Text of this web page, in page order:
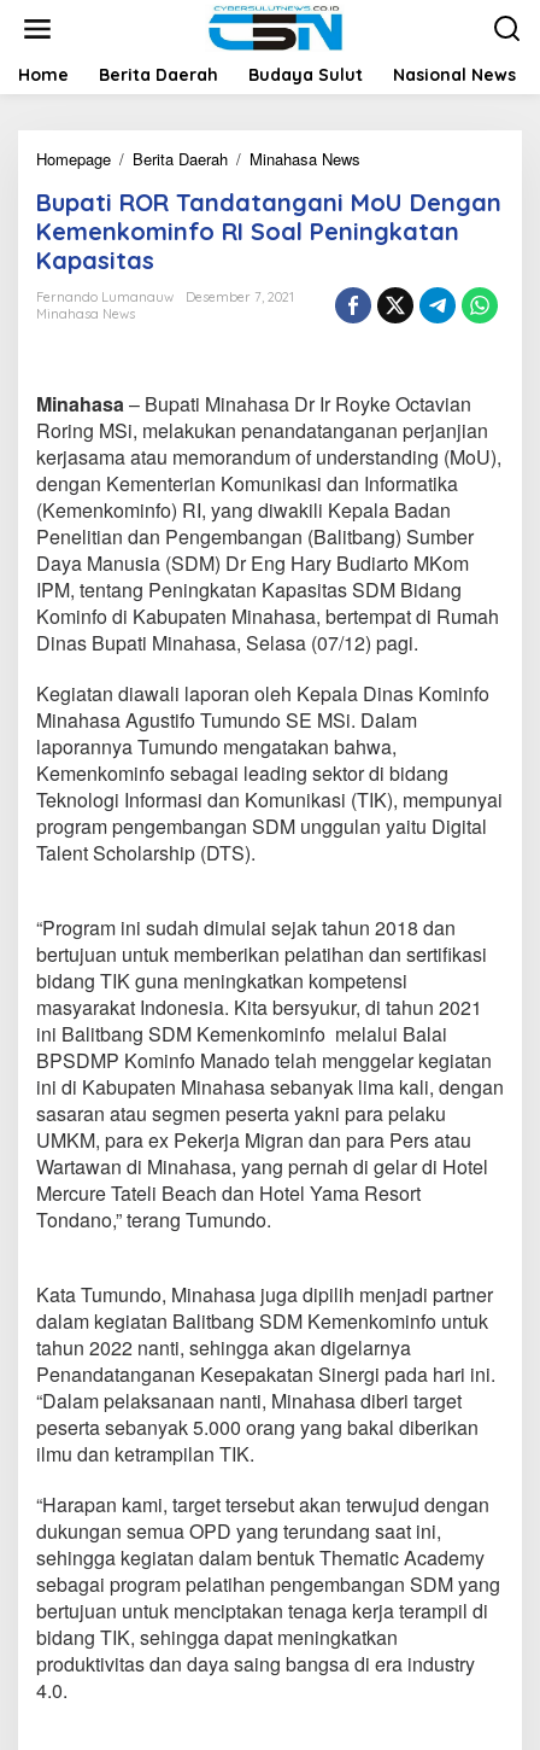
t
Home Berita Daerah Budaya Sulut Nasional News
Homepage / Berita Daerah / Minahasa News
p
a
t
R
O
n
d
a
t
a
n
g
a
n
i
M
o
U
e
n
g
a
n
K
e
k
o
m
i
n
f
o
R
I
S
o
a
l
P
n
g
k
a
t
a
n
K
a
s
i
t
a
s
Bupati ROR Tandatangani MoU Dengan
Kemenkominfo RI Soal Peningkatan
Kapasitas
Fernando Lumanauw
Desember 7, 2021
Minahasa News
Minahasa– Bupati Minahasa Dr Ir Royke Octavian
Roring MSi, melakukan penandatanganan perjanjian
kerjasama atau memorandum of understanding (MoU),
dengan Kementerian Komunikasi dan Informatika
(Kemenkominfo) RI, yang diwakili Kepala Badan
Penelitian dan Pengembangan (Balitbang) Sumber
Daya Manusia (SDM) Dr Eng Hary Budiarto MKom
IPM, tentang Peningkatan Kapasitas SDM Bidang
Kominfo di Kabupaten Minahasa, bertempat di Rumah
Dinas Bupati Minahasa, Selasa (07/12) pagi.
Kegiatan diawali laporan oleh Kepala Dinas Kominfo
Minahasa Agustifo Tumundo SE MSi. Dalam
laporannya Tumundo mengatakan bahwa,
Kemenkominfo sebagai leading sektor di bidang
Teknologi Informasi dan Komunikasi (TIK), mempunyai
program pengembangan SDM unggulan yaitu Digital
Talent Scholarship (DTS).
“Program ini sudah dimulai sejak tahun 2018 dan
bertujuan untuk memberikan pelatihan dan sertifikasi
bidang TIK guna meningkatkan kompetensi
masyarakat Indonesia. Kita bersyukur, di tahun 2021
ini Balitbang SDM Kemenkominfo melalui Balai
BPSDMP Kominfo Manado telah menggelar kegiatan
ini di Kabupaten Minahasa sebanyak lima kali, dengan
sasaran atau segmen peserta yakni para pelaku
UMKM, para ex Pekerja Migran dan para Pers atau
Wartawan di Minahasa, yang pernah di gelar di Hotel
Mercure Tateli Beach dan Hotel Yama Resort
Tondano,” terang Tumundo.
Kata Tumundo, Minahasa juga dipilih menjadi partner
dalam kegiatan Balitbang SDM Kemenkominfo untuk
tahun 2022 nanti, sehingga akan digelarnya
Penandatanganan Kesepakatan Sinergi pada hari ini.
“Dalam pelaksanaan nanti, Minahasa diberi target
peserta sebanyak 5.000 orang yang bakal diberikan
ilmu dan ketrampilan TIK.
“Harapan kami, target tersebut akan terwujud dengan
dukungan semua OPD yang terundang saat ini,
sehingga kegiatan dalam bentuk Thematic Academy
sebagai program pelatihan pengembangan SDM yang
bertujuan untuk menciptakan tenaga kerja terampil di
bidang TIK, sehingga dapat meningkatkan
produktivitas dan daya saing bangsa di era industry
4.0.